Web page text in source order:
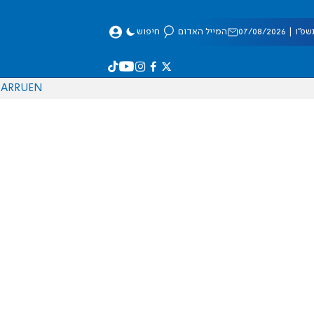
08/2026 המייל האדום חיפוש
EN
RU
AR